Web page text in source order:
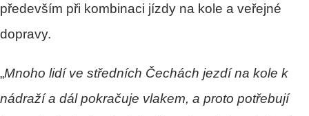
především při kombinaci jízdy na kole a veřejné
dopravy.
„Mnoho lidí ve středních Čechách jezdí na kole k
nádraží a dál pokračuje vlakem, a proto potřebují